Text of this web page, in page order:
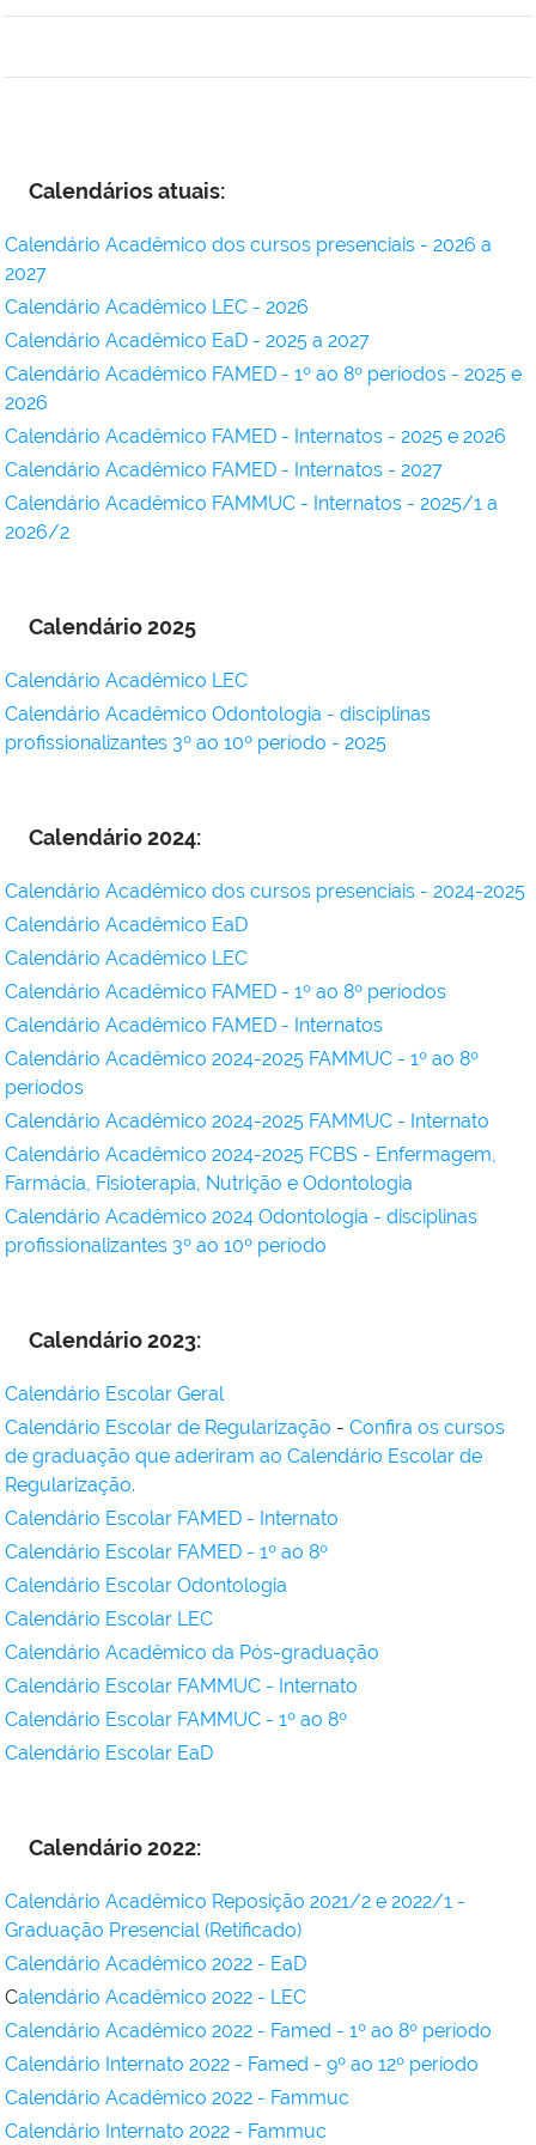
Calendários atuais:
Calendário Acadêmico dos cursos presenciais - 2026 a
2027
Calendário Acadêmico LEC - 2026
Calendário Acadêmico EaD - 2025 a 2027
Calendário Acadêmico FAMED - 1º ao 8º períodos - 2025 e
2026
Calendário Acadêmico FAMED - Internatos - 2025 e 2026
Calendário Acadêmico FAMED - Internatos - 2027
Calendário Acadêmico FAMMUC - Internatos - 2025/1 a
2026/2
Calendário 2025
Calendário Acadêmico LEC
Calendário Acadêmico Odontologia - disciplinas
profissionalizantes 3º ao 10º período - 2025
Calendário 2024:
Calendário Acadêmico dos cursos presenciais - 2024-2025
Calendário Acadêmico EaD
Calendário Acadêmico LEC
Calendário Acadêmico FAMED - 1º ao 8º períodos
Calendário Acadêmico FAMED - Internatos
Calendário Acadêmico 2024-2025 FAMMUC - 1º ao 8º
períodos
Calendário Acadêmico 2024-2025 FAMMUC - Internato
Calendário Acadêmico 2024-2025 FCBS - Enfermagem,
Farmácia, Fisioterapia, Nutrição e Odontologia
Calendário Acadêmico 2024 Odontologia - disciplinas
profissionalizantes 3º ao 10º período
Calendário 2023:
Calendário Escolar Geral
Calendário Escolar de Regularização - Confira os cursos
de graduação que aderiram ao Calendário Escolar de
Regularização.
Calendário Escolar FAMED - Internato
Calendário Escolar FAMED - 1º ao 8º
Calendário Escolar Odontologia
Calendário Escolar LEC
Calendário Acadêmico da Pós-graduação
Calendário Escolar FAMMUC - Internato
Calendário Escolar FAMMUC - 1º ao 8º
Calendário Escolar EaD
Calendário 2022:
Calendário Acadêmico Reposição 2021/2 e 2022/1 -
Graduação Presencial (Retificado)
Calendário Acadêmico 2022 - EaD
Calendário Acadêmico 2022 - LEC
Calendário Acadêmico 2022 - Famed - 1º ao 8º período
Calendário Internato 2022 - Famed - 9º ao 12º período
Calendário Acadêmico 2022 - Fammuc
Calendário Internato 2022 - Fammuc